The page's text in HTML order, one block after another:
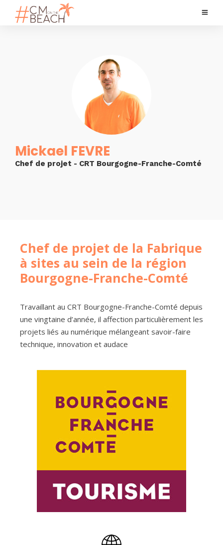
Mickael FEVRE
Chef de projet - CRT Bourgogne-Franche-Comté
Chef de projet de la Fabrique
à sites au sein de la région
Bourgogne-Franche-Comté
Travaillant au CRT Bourgogne-Franche-Comté depuis
une vingtaine d’année, il affection particulièrement les
projets liés au numérique mélangeant savoir-faire
technique, innovation et audace